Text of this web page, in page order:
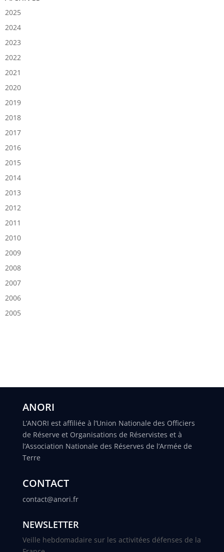
2025
2024
2023
2022
2021
2020
2019
2018
2017
2016
2015
2014
2013
2012
2011
2010
2009
2008
2007
2006
2005
ANORI
L’ANORI est affiliée à l’Union Nationale des Officiers
de Réserve et Organisations de Réservistes et à
l’Association Nationale des Réserves de l’Armée de
Terre
CONTACT
contact@anori.fr
NEWSLETTER
Veille hebdomadaire sur les activitées défenses de la